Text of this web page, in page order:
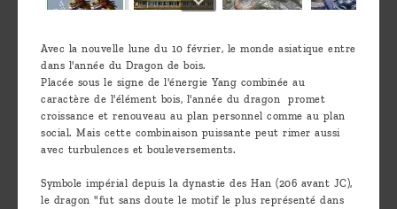
Avec la nouvelle lune du 10 février, le monde asiatique entre
dans l'année du Dragon de bois.
Placée sous le signe de l'énergie Yang combinée au
caractère de l'élément bois, l'année du dragon promet
croissance et renouveau au plan personnel comme au plan
social. Mais cette combinaison puissante peut rimer aussi
avec turbulences et bouleversements.
Symbole impérial depuis la dynastie des Han (206 avant JC),
le dragon "fut sans doute le motif le plus représenté dans